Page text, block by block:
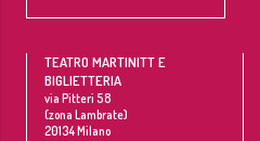
TEATRO MARTINITT E
BIGLIETTERIA
via Pitteri 58
(zona Lambrate)
20134Milano